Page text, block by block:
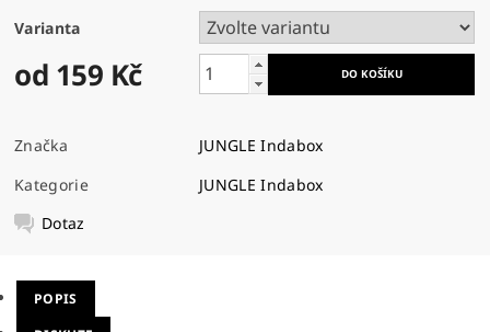
Varianta
od 159 Kč
Značka
JUNGLE Indabox
Kategorie
JUNGLE Indabox
Dotaz
POPIS